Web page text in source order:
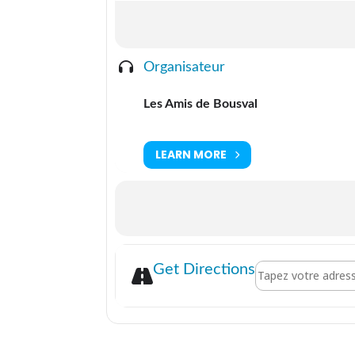
Organisateur
Les Amis de Bousval
LEARN MORE
Get DirectionsAddress - Concert